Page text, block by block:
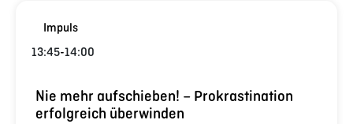
Impuls
13:45-14:00
Nie mehr aufschieben! – Prokrastination
erfolgreich überwinden